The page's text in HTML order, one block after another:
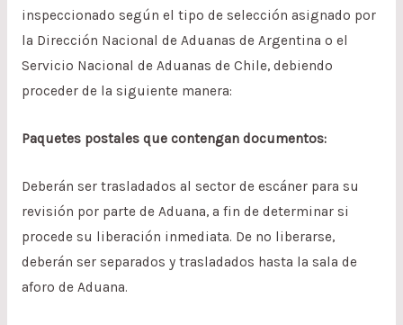
inspeccionado según el tipo de selección asignado por
la Dirección Nacional de Aduanas de Argentina o el
Servicio Nacional de Aduanas de Chile, debiendo
proceder de la siguiente manera:
Paquetes postales que contengan documentos:
Deberán ser trasladados al sector de escáner para su
revisión por parte de Aduana, a fin de determinar si
procede su liberación inmediata. De no liberarse,
deberán ser separados y trasladados hasta la sala de
aforo de Aduana.